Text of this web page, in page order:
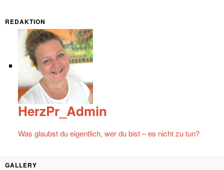
REDAKTION
HerzPr_Admin
Was glaubst du eigentlich, wer du bist – es nicht zu tun?
GALLERY